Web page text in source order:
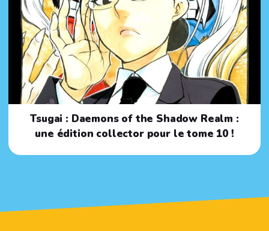
Tsugai : Daemons of the Shadow Realm :
une édition collector pour le tome 10 !